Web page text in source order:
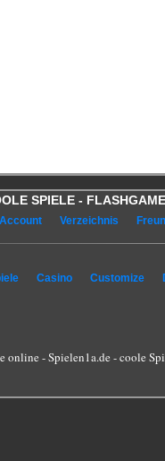
SPIELE -
Account Verzeichnis
Casino Customize
- Spielen1a.de - coole